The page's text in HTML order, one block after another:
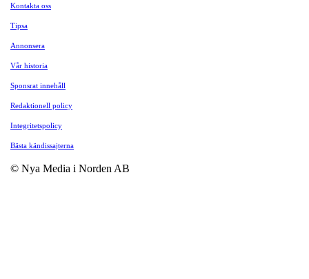
Kontakta oss
Tipsa
Annonsera
Vår historia
Sponsrat innehåll
Redaktionell policy
Integritetspolicy
Bästa kändissajterna
© Nya Media i Norden AB